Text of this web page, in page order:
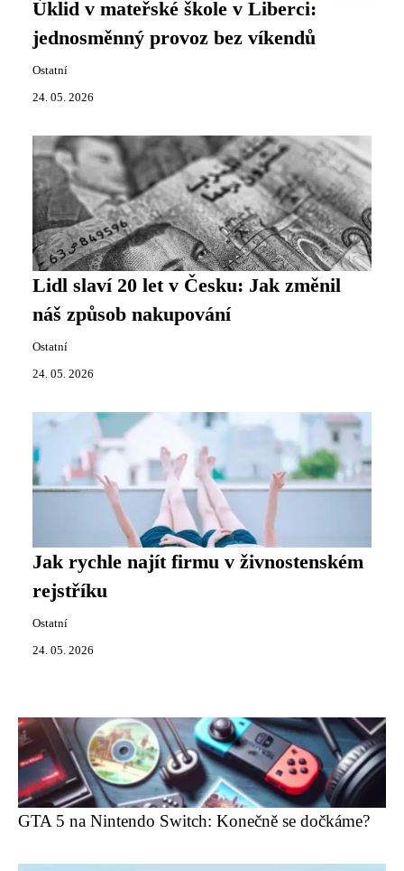
Úklid v mateřské škole v Liberci:
jednosměnný provoz bez víkendů
Ostatní
24. 05. 2026
Lidl slaví 20 let v Česku: Jak změnil
náš způsob nakupování
Ostatní
24. 05. 2026
Jak rychle najít firmu v živnostenském
rejstříku
Ostatní
24. 05. 2026
GTA 5 na Nintendo Switch: Konečně se dočkáme?